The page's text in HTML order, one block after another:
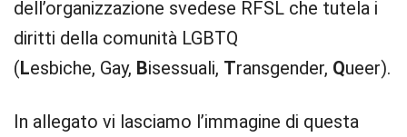
dell’organizzazione svedese RFSL che tutela i
diritti della comunità LGBTQ
(Lesbiche, Gay, Bisessuali, Transgender, Queer).
In allegato vi lasciamo l’immagine di questa